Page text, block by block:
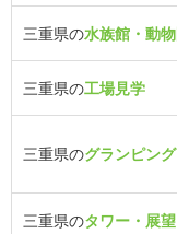
三重県の水族館・動
三重県の工場見学
三重県のグランピング
三重県のタワー・展